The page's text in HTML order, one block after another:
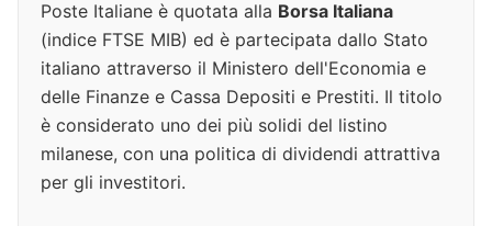
Poste Italiane è quotata alla Borsa Italiana
(indice FTSE MIB) ed è partecipata dallo Stato
italiano attraverso il Ministero dell'Economia e
delle Finanze e Cassa Depositi e Prestiti. Il titolo
è considerato uno dei più solidi del listino
milanese, con una politica di dividendi attrattiva
per gli investitori.